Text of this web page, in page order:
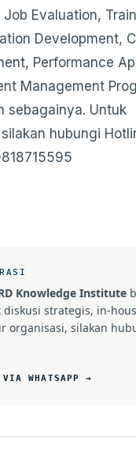
Job Evaluation,
Development,
Performance
Management
sebagainya. Untuk
hubungi
Knowledge Institute
diskusi strategis, in-
organisasi, silakan
VIA WHATSAPP →